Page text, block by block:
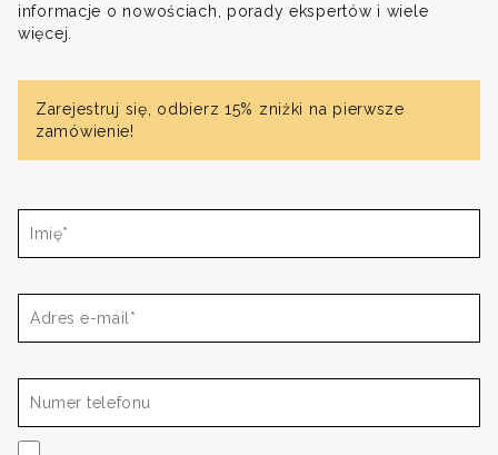
informacje o nowościach, porady ekspertów i wiele
więcej.
Zarejestruj się, odbierz 15% zniżki na pierwsze
zamówienie!
e-
mail*
telefonu